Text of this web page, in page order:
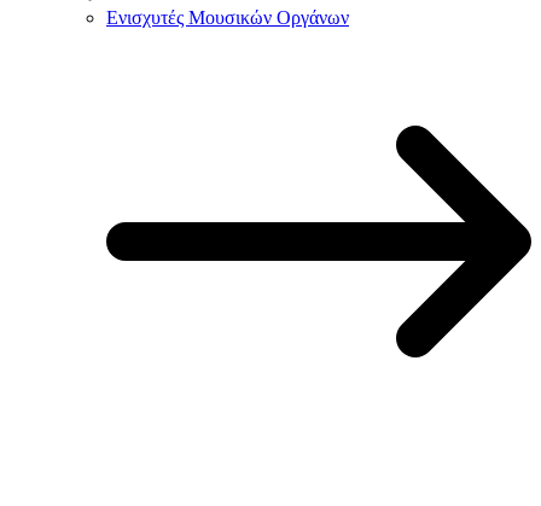
Ενισχυτές Μουσικών Οργάνων